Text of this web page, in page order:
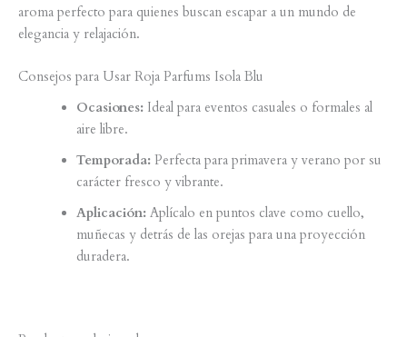
aroma perfecto para quienes buscan escapar a un mundo de
elegancia y relajación.
Consejos para Usar Roja Parfums Isola Blu
Ocasiones:Ideal para eventos casuales o formales al
aire libre.
Temporada:Perfecta para primavera y verano por su
carácter fresco y vibrante.
Aplicación:Aplícalo en puntos clave como cuello,
muñecas y detrás de las orejas para una proyección
duradera.